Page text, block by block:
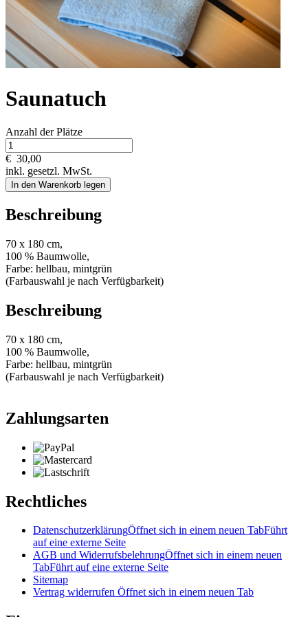
Saunatuch
Anzahl der Plätze
€ 30,00
inkl. gesetzl. MwSt.
In den Warenkorb legen
Beschreibung
70 x 180 cm,
100 % Baumwolle,
Farbe: hellbau, mintgrün
(Farbauswahl je nach Verfügbarkeit)
Beschreibung
70 x 180 cm,
100 % Baumwolle,
Farbe: hellbau, mintgrün
(Farbauswahl je nach Verfügbarkeit)
Zahlungsarten
Rechtliches
DatenschutzerklärungÖffnet sich in einem neuen TabFührt
auf eine externe Seite
AGB und WiderrufsbelehrungÖffnet sich in einem neuen
TabFührt auf eine externe Seite
Sitemap
Vertrag widerrufen Öffnet sich in einem neuen Tab